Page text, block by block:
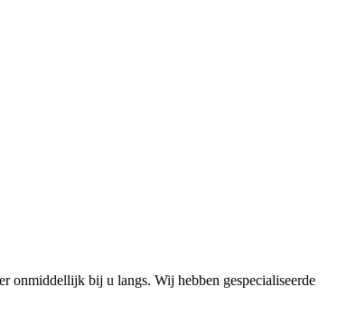
onmiddellijk bij u langs. Wij hebben gespecialiseerde